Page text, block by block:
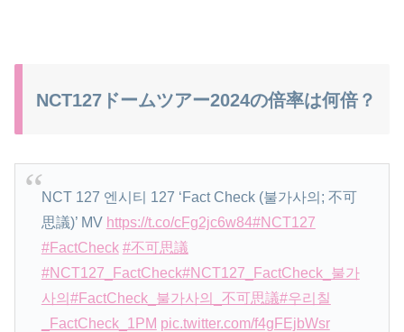
NCT127ドームツアー2024の倍率は何倍？
NCT 127 엔시티 127 ‘Fact Check (불가사의; 不可
思議)’ MV https://t.co/cFg2jc6w84#NCT127
#FactCheck #不可思議
#NCT127_FactCheck#NCT127_FactCheck_불가
사의 #FactCheck_불가사의_不可思議#우리칠
_FactCheck_1PM pic.twitter.com/f4gFEjbWsr